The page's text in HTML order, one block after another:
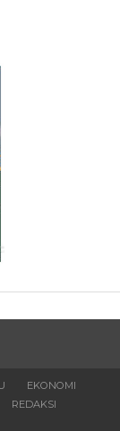
EKONOMI
REDAKSI